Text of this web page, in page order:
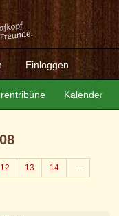
Einloggen
Kalender
12 13 14
…